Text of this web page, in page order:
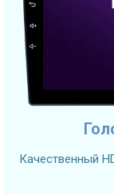
Качественный